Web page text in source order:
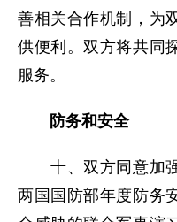
善相关合作机制，为
供便利。双方将共同
服务。
防务和安全
十、双方同意加强
两国国防部年度防务